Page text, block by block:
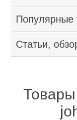
Популярные
Статьи,
Товары